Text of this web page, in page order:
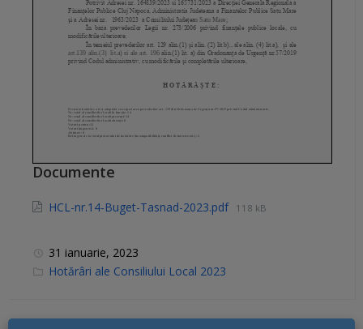
Documente
HCL-nr.14-Buget-Tasnad-2023.pdf 118 kB
31 ianuarie, 2023
C
Hotărâri ale Consiliului Local 2023